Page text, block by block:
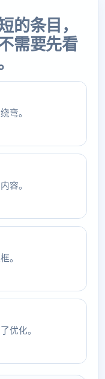
的条目，
需要先看
弯。
容。
。
优化。